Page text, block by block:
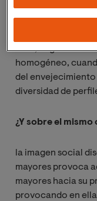
los estereotipos
discriminación
ellas, englobando
homogéneo,
del
diversidad de
¿Y sobre el
la imagen social
mayores provoca
mayores hacia su
provocando en